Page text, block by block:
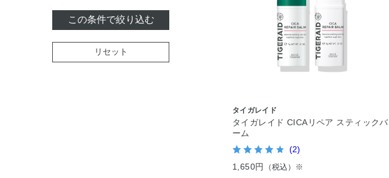
パック・マスク
リップケア
この条件で絞り込む
リセット
タイガレイド
タイガレイド CICAリペア スティックバ
ーム
(2)
1,650円
（税込）※